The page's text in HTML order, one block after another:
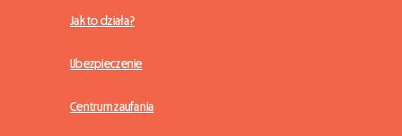
Jak to działa?
Ubezpieczenie
Centrum zaufania